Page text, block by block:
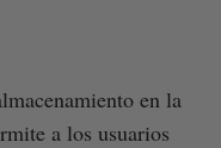
en la
a los usuarios